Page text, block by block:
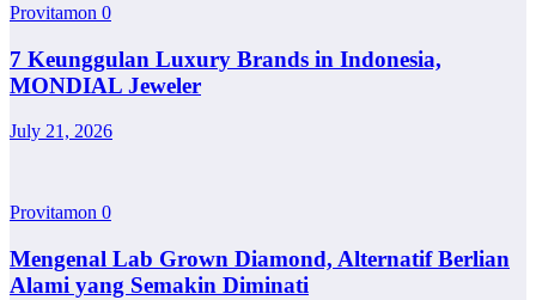
Provitamon 0
7 Keunggulan Luxury Brands in Indonesia,
MONDIAL Jeweler
July 21, 2026
Provitamon 0
Mengenal Lab Grown Diamond, Alternatif Berlian
Alami yang Semakin Diminati